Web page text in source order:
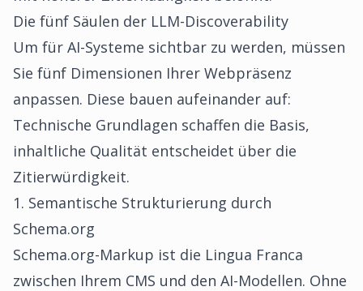
Die fünf Säulen der LLM-Discoverability
Um für AI-Systeme sichtbar zu werden, müssen
Sie fünf Dimensionen Ihrer Webpräsenz
anpassen. Diese bauen aufeinander auf:
Technische Grundlagen schaffen die Basis,
inhaltliche Qualität entscheidet über die
Zitierwürdigkeit.
1. Semantische Strukturierung durch
Schema.org
Schema.org-Markup ist die Lingua Franca
zwischen Ihrem CMS und den AI-Modellen. Ohne